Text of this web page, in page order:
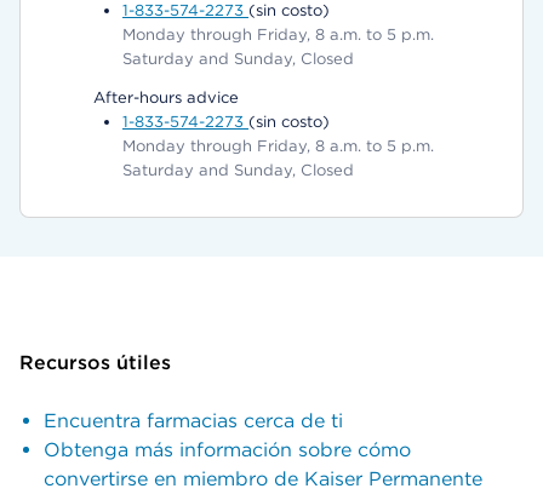
1-833-574-2273 (sin costo)
Monday through Friday, 8 a.m. to 5 p.m.
Saturday and Sunday, Closed
After-hours advice
1-833-574-2273 (sin costo)
Monday through Friday, 8 a.m. to 5 p.m.
Saturday and Sunday, Closed
Recursos útiles
Encuentra farmacias cerca de ti
Obtenga más información sobre cómo
convertirse en miembro de Kaiser Permanente